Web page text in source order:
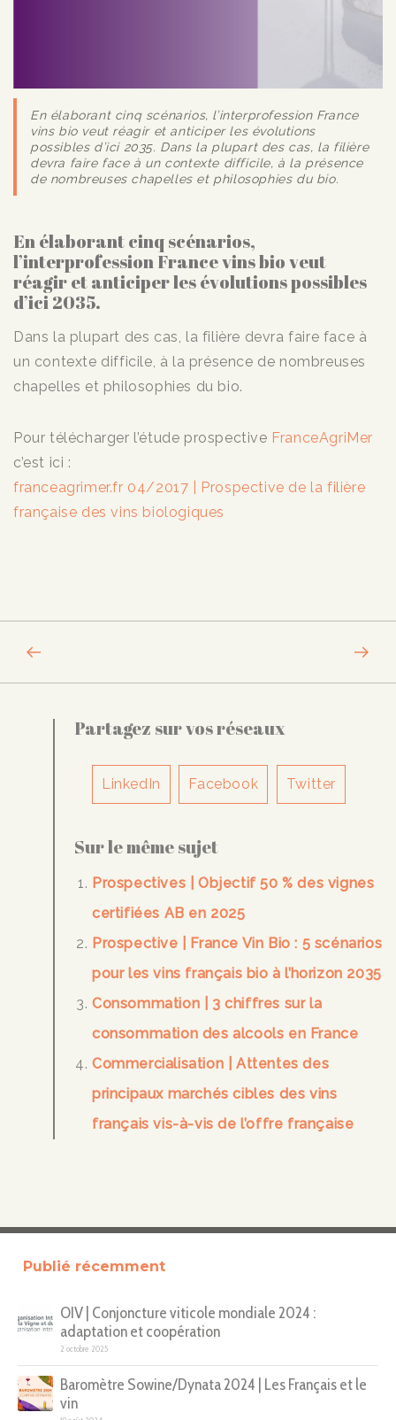
En élaborant cinq scénarios, l’interprofession France
vins bio veut réagir et anticiper les évolutions
possibles d’ici 2035. Dans la plupart des cas, la filière
devra faire face à un contexte difficile, à la présence
de nombreuses chapelles et philosophies du bio.
En élaborant cinq scénarios,
l’interprofession France vins bio veut
réagir et anticiper les évolutions possibles
d’ici 2035.
Dans la plupart des cas, la filière devra faire face à
un contexte difficile, à la présence de nombreuses
chapelles et philosophies du bio.
Pour télécharger l’étude prospective FranceAgriMer
c’est ici :
franceagrimer.fr 04/2017 | Prospective de la filière
française des vins biologiques
Partagez sur vos réseaux
LinkedIn Facebook Twitter
Sur le même sujet
Prospectives | Objectif 50 % des vignes
certifiées AB en 2025
Prospective | France Vin Bio : 5 scénarios
pour les vins français bio à l’horizon 2035
Consommation | 3 chiffres sur la
consommation des alcools en France
Commercialisation | Attentes des
principaux marchés cibles des vins
français vis-à-vis de l’offre française
Publié récemment
OIV | Conjoncture viticole mondiale 2024 :
adaptation et coopération
2 octobre 2025
Baromètre Sowine/Dynata 2024 | Les Français et le
vin